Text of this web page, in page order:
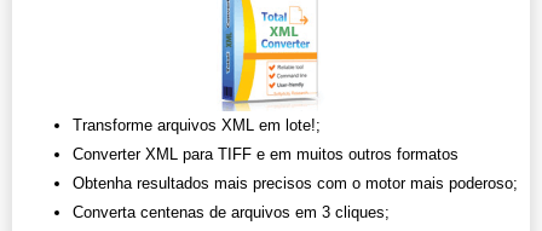
Transforme arquivos XML em lote!;
Converter XML para TIFF e em muitos outros formatos
Obtenha resultados mais precisos com o motor mais poderoso;
Converta centenas de arquivos em 3 cliques;